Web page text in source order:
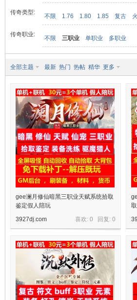
传奇类型:
不限 1.76 1.80 1.85 复古
传奇职业:
不限 三职业 单职业 多职业
全部主题 最新 热门 热帖 精华 更多
gee澜月修仙暗黑三职业天赋系统拾取
鉴定假人陪玩
喜欢: 0 回复: 0
3927dj.com